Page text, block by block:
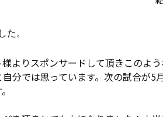
た。
よりスポンサードして頂きこのよ
分では思っています。次の試合が5